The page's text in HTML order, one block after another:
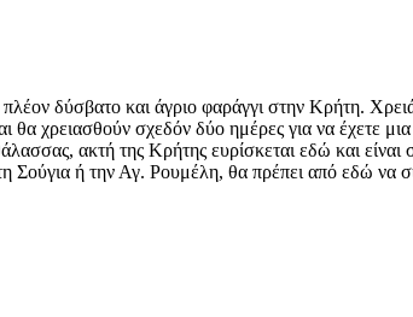
δύσβατο και άγριο φαράγγι στην Κρήτη.
θα χρειασθούν σχεδόν δύο ημέρες για να έχετε
ακτή της Κρήτης ευρίσκεται εδώ και
Σούγια ή την Αγ. Ρουμέλη, θα πρέπει από εδώ να